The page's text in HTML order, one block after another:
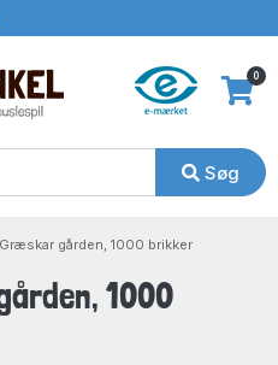
Søg
0
gården, 1000 brikker
1000